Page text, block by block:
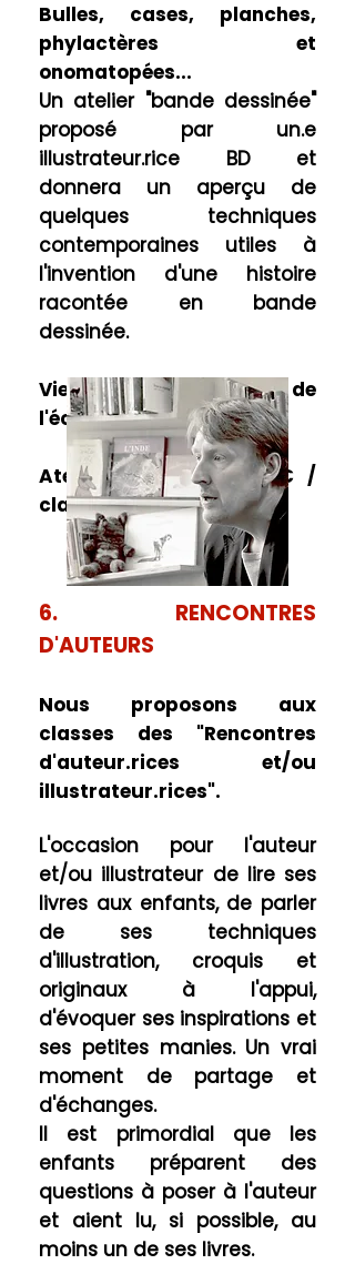
Bulles, cases, planches,
phylactères et
onomatopées...
Un atelier "bande dessinée"
proposé par un.e
illustrateur.rice BD et
donnera un aperçu de
quelques techniques
contemporaines utiles à
l'invention d'une histoire
racontée en bande
dessinée.
Viendra ensuite le temps de
l'écriture et du dessin !
Atelier de 2h30 – 250€ /
classe
6. RENCONTRES
D'AUTEURS
Nous proposons aux
classes des "Rencontres
d'auteur.rices et/ou
illustrateur.rices".
L'occasion pour l'auteur
et/ou illustrateur de lire ses
livres aux enfants, de parler
de ses techniques
d'illustration, croquis et
originaux à l'appui,
d'évoquer ses inspirations et
ses petites manies. Un vrai
moment de partage et
d'échanges.
Il est primordial que les
enfants préparent des
questions à poser à l'auteur
et aient lu, si possible, au
moins un de ses livres.